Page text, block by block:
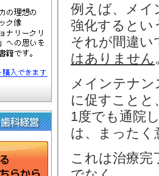
例えば、メイ
強化するとい
それが間違
はありません
メインテナ
に促すことと
1度でも通院
は、まったく
これは治療完